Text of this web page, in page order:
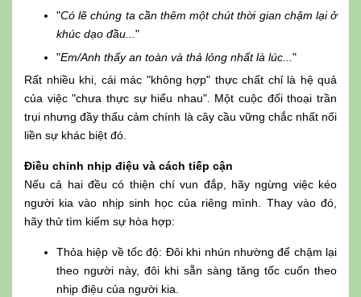
"Có lẽ chúng ta cần thêm một chút thời gian chậm lại ở
khúc dạo đầu... "
"Em/Anh thấy an toàn và thả lỏng nhất là lúc... "
Rất nhiều khi, cái mác "không hợp" thực chất chỉ là hệ quả
của việc "chưa thực sự hiểu nhau". Một cuộc đối thoại trần
trụi nhưng đầy thấu cảm chính là cây cầu vững chắc nhất nối
liền sự khác biệt đó.
Điều chỉnh nhịp điệu và cách tiếp cận
Nếu cả hai đều có thiện chí vun đắp, hãy ngừng việc kéo
người kia vào nhịp sinh học của riêng mình. Thay vào đó,
hãy thử tìm kiếm sự hòa hợp:
Thỏa hiệp về tốc độ: Đôi khi nhún nhường để chậm lại
theo người này, đôi khi sẵn sàng tăng tốc cuốn theo
nhịp điệu của người kia.